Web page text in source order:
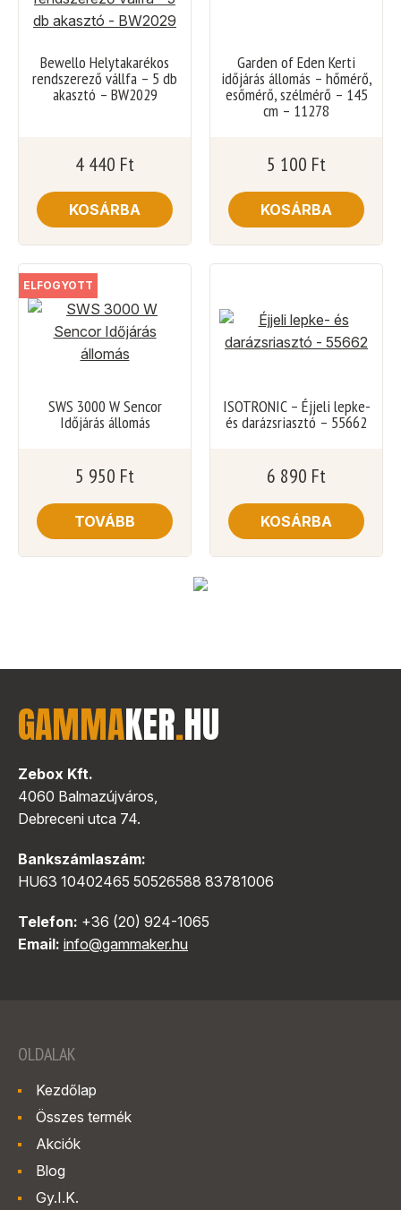
Bewello Helytakarékos
rendszerező vállfa – 5 db
akasztó – BW2029
4 440 Ft
KOSÁRBA
Garden of Eden Kerti
időjárás állomás – hőmérő,
esőmérő, szélmérő – 145
cm – 11278
5 100 Ft
KOSÁRBA
ELFOGYOTT
SWS 3000 W Sencor
Időjárás állomás
5 950 Ft
TOVÁBB
ISOTRONIC – Éjjeli lepke-
és darázsriasztó – 55662
6 890 Ft
KOSÁRBA
GAMMAKER.HU
Zebox Kft.
4060 Balmazújváros,
Debreceni utca 74.
Bankszámlaszám:
HU63 10402465 50526588 83781006
Telefon: +36 (20) 924-1065
Email: info@gammaker.hu
OLDALAK
Kezdőlap
Összes termék
Akciók
Blog
Gy.I.K.